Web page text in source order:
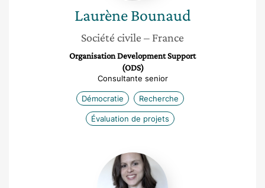
Laurène Bounaud
Société civile – France
Organisation Development Support
(ODS)
Consultante senior
Démocratie Recherche
Évaluation de projets
Virginie
Lanceron